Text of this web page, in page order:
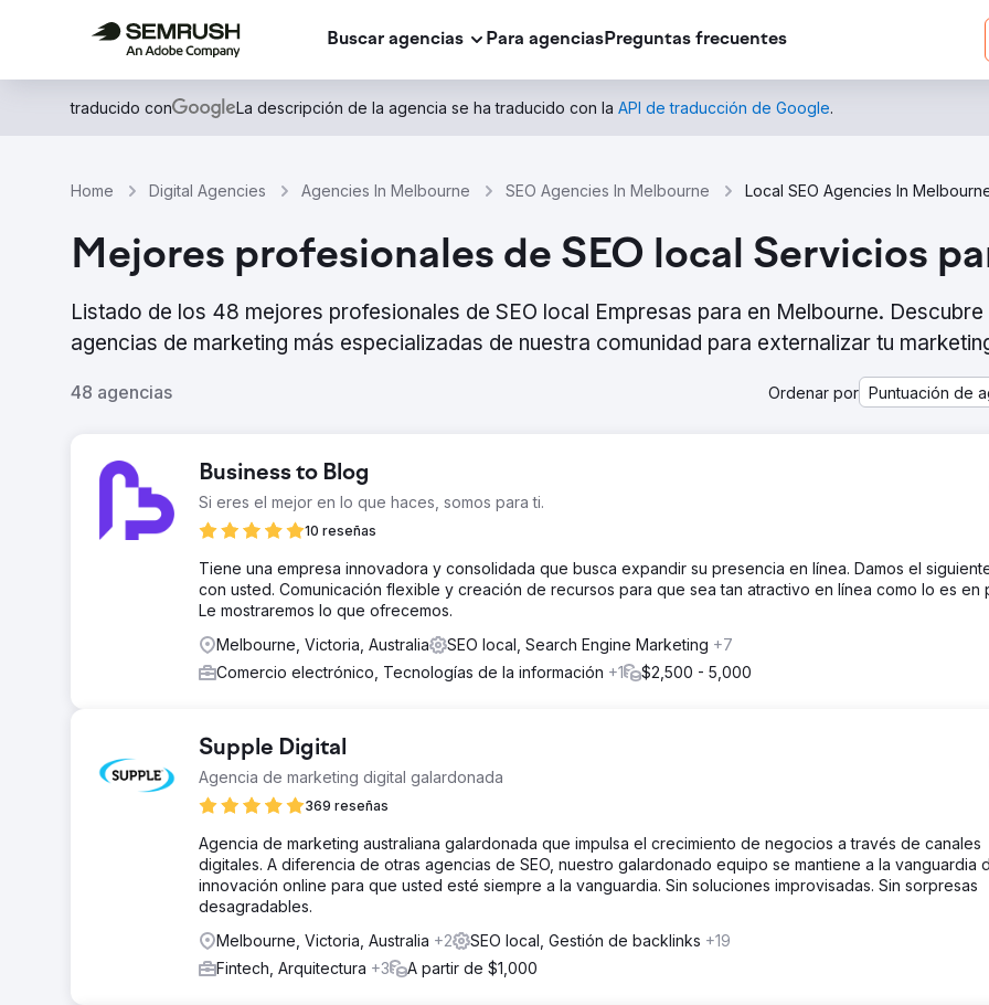
Buscar agencias Para agenciasPreguntas frecuentes
traducido con La descripción de la agencia se ha traducido con la API de traducción de Google.
Home Digital Agencies Agencies In Melbourne SEO Agencies In Melbourne Local SEO Agencies In
Mejores profesionales de SEO local Servicios
Listado de los 48 mejores profesionales de SEO local Empresas para en Melbourne. Descubre
agencias de marketing más especializadas de nuestra comunidad para externalizar tu
48 agencias Ordenar por Puntuación de
Business to Blog
Si eres el mejor en lo que haces, somos para ti.
10 reseñas
Tiene una empresa innovadora y consolidada que busca expandir su presencia en línea. Damos el
con usted. Comunicación flexible y creación de recursos para que sea tan atractivo en línea como lo es en
Le mostraremos lo que ofrecemos.
Melbourne, Victoria, Australia
SEO local, Search Engine Marketing +7
Comercio electrónico, Tecnologías de la información +1 $2,500 - 5,000
Supple Digital
Agencia de marketing digital galardonada
369 reseñas
Agencia de marketing australiana galardonada que impulsa el crecimiento de negocios a través de canales
digitales. A diferencia de otras agencias de SEO, nuestro galardonado equipo se mantiene a la vanguardia
innovación online para que usted esté siempre a la vanguardia. Sin soluciones improvisadas. Sin sorpresas
desagradables.
Melbourne, Victoria, Australia +2 SEO local, Gestión de backlinks +19
Fintech, Arquitectura +3 A partir de $1,000